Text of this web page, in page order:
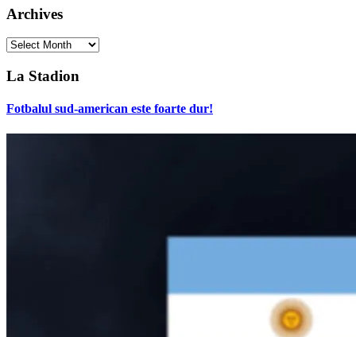
Archives
Archives
La Stadion
Fotbalul sud-american este foarte dur!